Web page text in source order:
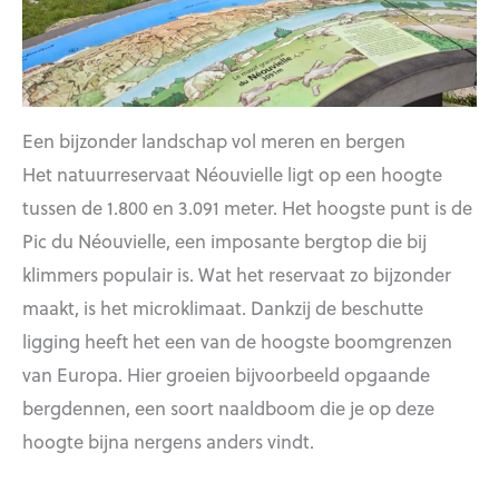
Een bijzonder landschap vol meren en bergen
Het natuurreservaat Néouvielle ligt op een hoogte
tussen de 1.800 en 3.091 meter. Het hoogste punt is de
Pic du Néouvielle, een imposante bergtop die bij
klimmers populair is. Wat het reservaat zo bijzonder
maakt, is het microklimaat. Dankzij de beschutte
ligging heeft het een van de hoogste boomgrenzen
van Europa. Hier groeien bijvoorbeeld opgaande
bergdennen, een soort naaldboom die je op deze
hoogte bijna nergens anders vindt.